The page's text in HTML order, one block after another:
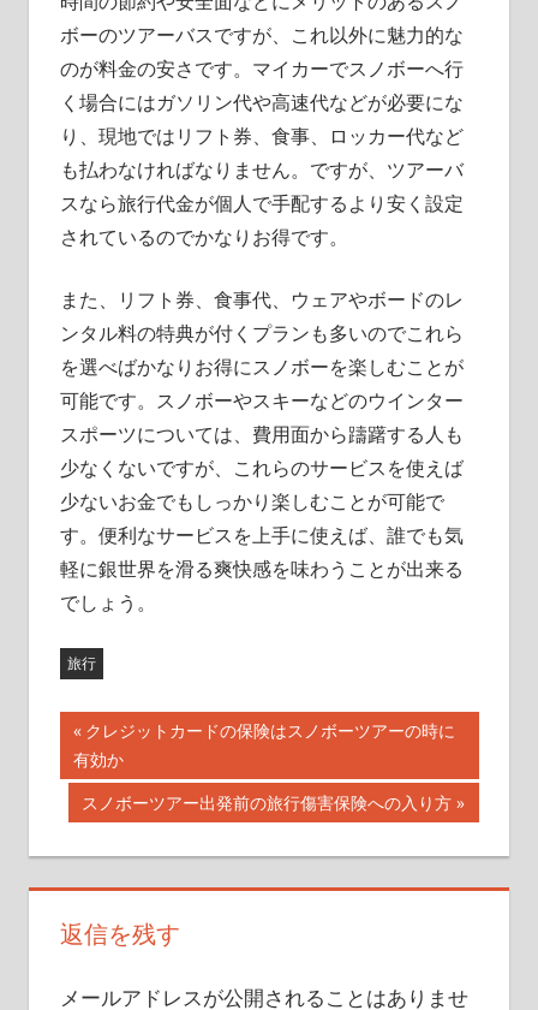
ボーのツアーバスですが、これ以外に魅力的な
のが料金の安さです。マイカーでスノボーへ行
く場合にはガソリン代や高速代などが必要にな
り、現地ではリフト券、食事、ロッカー代など
も払わなければなりません。ですが、ツアーバ
スなら旅行代金が個人で手配するより安く設定
されているのでかなりお得です。
また、リフト券、食事代、ウェアやボードのレ
ンタル料の特典が付くプランも多いのでこれら
を選べばかなりお得にスノボーを楽しむことが
可能です。スノボーやスキーなどのウインター
スポーツについては、費用面から躊躇する人も
少なくないですが、これらのサービスを使えば
少ないお金でもしっかり楽しむことが可能で
す。便利なサービスを上手に使えば、誰でも気
軽に銀世界を滑る爽快感を味わうことが出来る
でしょう。
旅行
投
稿
ナ
ビ
ゲ
ー
前
の
記
事:
クレジットカードの保険はスノボーツアーの時に
有効か
次
記
事:
スノボーツアー出発前の旅行傷害保険への入り方
返信を残す
メールアドレスが公開されることはありませ